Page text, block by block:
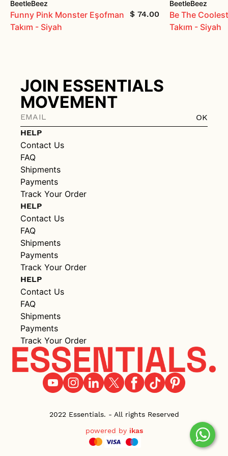
BeetleBeez
Funny Pink Monster Eşofman
Takım - Siyah
$ 74.00
BeetleBeez
Be The
Takım - Siyah
HELP
Contact Us
FAQ
Shipments
Payments
Track Your Order
HELP
Contact Us
FAQ
Shipments
Payments
Track Your Order
HELP
Contact Us
FAQ
Shipments
Payments
Track Your Order
JOIN ESSENTIALS
MOVEMENT
OK
2022 Essentials. - All rights Reserved
powered by ikas